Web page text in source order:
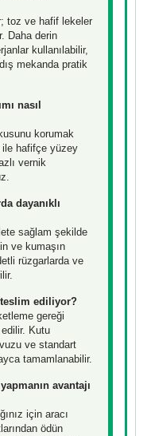
toz ve hafif lekeler
Daha derin
kullanılabilir,
mekanda pratik
nasıl
korumak
ile hafifçe yüzey
vernik
dayanıklı
sağlam şekilde
ve kumaşın
rüzgarlarda ve
ediliyor?
gereği
Kutu
ve standart
tamamlanabilir.
avantajı
için aracı
ödün